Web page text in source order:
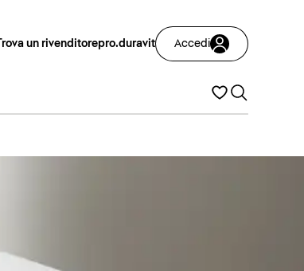
Trova un rivenditorepro.duravit Accedi